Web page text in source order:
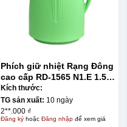
Phích giữ nhiệt Rạng Đông
cao cấp RD-1565 N1.E 1.5L
màu xanh lá
Kích thước:
TG sản xuất: 10 ngày
2**.000 ₫
Đăng kýhoặc Đăng nhậpđể xem giá